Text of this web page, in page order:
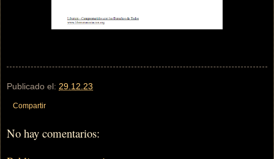
Publicado el: 29.12.23
Compartir
No hay comentarios: